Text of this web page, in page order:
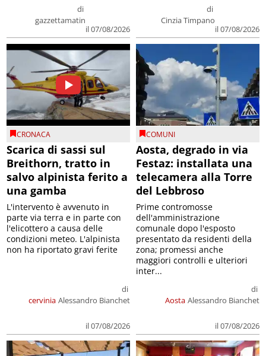
di
gazzettamatin
il 07/08/2026
di
Cinzia Timpano
il 07/08/2026
CRONACA
Scarica di sassi sul
Breithorn, tratto in
salvo alpinista ferito a
una gamba
cervinia
di
Alessandro Bianchet
il 07/08/2026
L'intervento è avvenuto in
parte via terra e in parte con
l'elicottero a causa delle
condizioni meteo. L'alpinista
non ha riportato gravi ferite
COMUNI
Aosta, degrado in via
Festaz: installata una
telecamera alla Torre
del Lebbroso
Aosta
di
Alessandro Bianchet
il 07/08/2026
Prime contromosse
dell'amministrazione
comunale dopo l'esposto
presentato da residenti della
zona; promessi anche
maggiori controlli e ulteriori
inter...